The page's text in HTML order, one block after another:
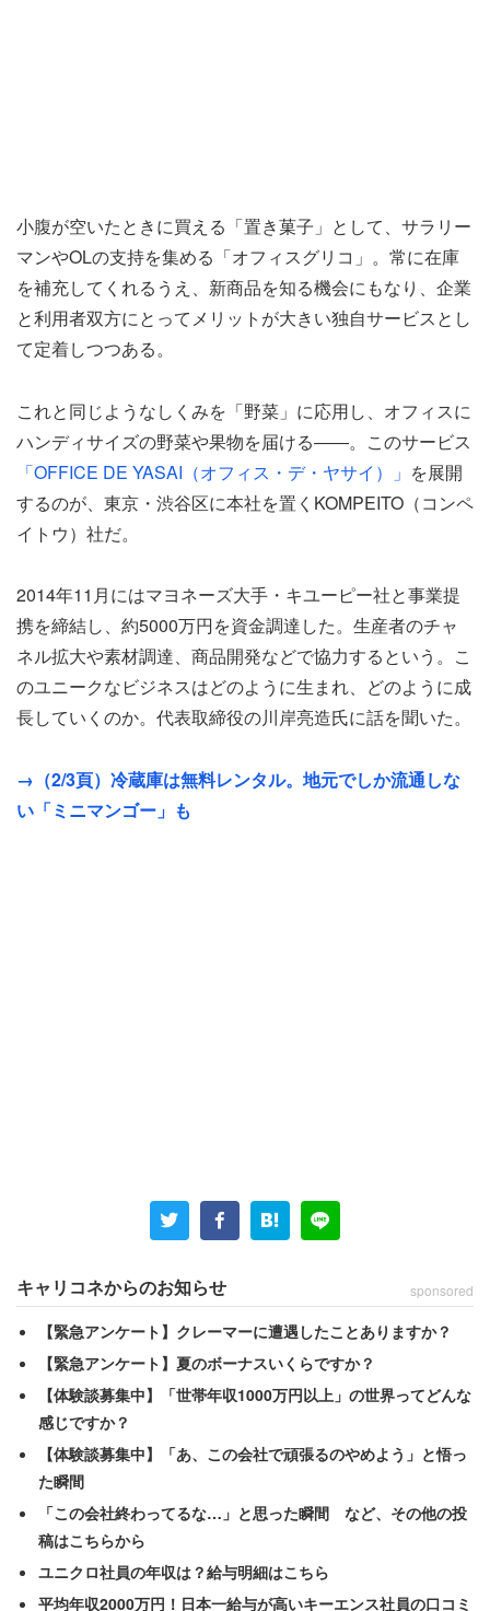
小腹が空いたときに買える「置き菓子」として、サラリー
マンやOLの支持を集める「オフィスグリコ」。常に在庫
を補充してくれるうえ、新商品を知る機会にもなり、企業
と利用者双方にとってメリットが大きい独自サービスとし
て定着しつつある。
これと同じようなしくみを「野菜」に応用し、オフィスに
ハンディサイズの野菜や果物を届ける――。このサービス
「OFFICE DE YASAI（オフィス・デ・ヤサイ）」 を展開
するのが、東京・渋谷区に本社を置くKOMPEITO（コンペ
イトウ）社だ。
2014年11月にはマヨネーズ大手・キユーピー社と事業提
携を締結し、約5000万円を資金調達した。生産者のチャ
ネル拡大や素材調達、商品開発などで協力するという。こ
のユニークなビジネスはどのように生まれ、どのように成
長していくのか。代表取締役の川岸亮造氏に話を聞いた。
→（2/3頁）冷蔵庫は無料レンタル。地元でしか流通しな
い「ミニマンゴー」も
冷蔵庫は無料レンタル。地元でしか流通しな
い「ミニマンゴー」も
――「オフィスに野菜を届ける」という発想は、どこから
生まれたのでしょうか？
キャリコネからのお知らせ sponsored
【緊急アンケート】クレーマーに遭遇したことありますか？
【緊急アンケート】夏のボーナスいくらですか？
【体験談募集中】「世帯年収1000万円以上」の世界ってどんな
感じですか？
【体験談募集中】「あ、この会社で頑張るのやめよう」と悟っ
た瞬間
「この会社終わってるな…」と思った瞬間 など、その他の投
稿はこちらから
ユニクロ社員の年収は？給与明細はこちら
平均年収2000万円！日本一給与が高いキーエンス社員の口コミ